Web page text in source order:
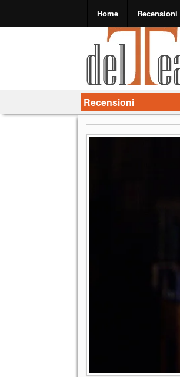
Home Recensioni
Recensioni